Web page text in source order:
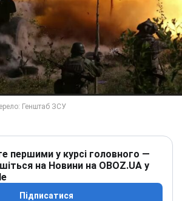
першими у курсі головного —
на Новини на OBOZ.UA у
Підписатися